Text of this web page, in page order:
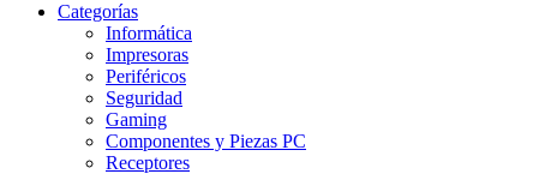
Categorías
Informática
Impresoras
Periféricos
Seguridad
Gaming
Componentes y Piezas PC
Receptores